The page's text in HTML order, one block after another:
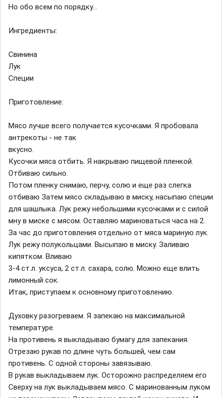
Но обо всем по порядку...
Ингредиенты:
Свинина
Лук
Специи
Приготовление:
Мясо лучше всего получается кусочками. Я пробовала
антрекоты - не так
вкусно.
Кусочки мяса отбить. Я накрываю пищевой пленкой.
Отбиваю сильно.
Потом пленку снимаю, перчу, солю и еще раз слегка
отбиваю Затем мясо складываю в миску, насыпаю специи
для шашлыка. Лук режу небольшими кусочками и с силой
мну в миске с мясом. Оставляю мариноваться часа на 2.
За час до приготовления отдельно от мяса мариную лук.
Лук режу полукольцами. Высыпаю в миску. Заливаю
кипятком. Вливаю
3-4 ст.л. уксуса, 2 ст.л. сахара, солю. Можно еще влить
лимонный сок.
Итак, приступаем к основному приготовлению.
Духовку разогреваем. Я запекаю на максимальной
температуре.
На противень я выкладываю бумагу для запекания.
Отрезаю рукав по длине чуть большей, чем сам
противень. С одной стороны завязываю.
В рукав выкладываем лук. Осторожно распределяем его
Сверху на лук выкладываем мясо. С маринованным луком